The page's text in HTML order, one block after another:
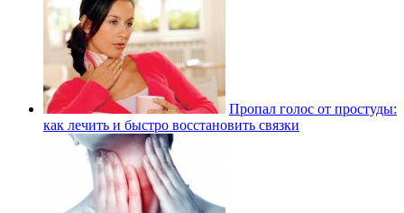
Пропал голос от простуды:
как лечить и быстро восстановить связки